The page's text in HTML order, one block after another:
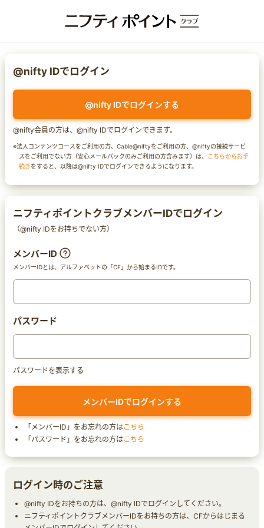
@nifty IDでログイン
@nifty IDでログインする
@nifty会員の方は、@nifty IDでログインできます。
※法人コンテンツコースをご利用の方、Cable@niftyをご利用の方、@niftyの接続サービ
スをご利用でない方（安心メールパックのみご利用の方含みます）は、 こちらからお手
続きをすると、以降は@nifty IDでログインできるようになります。
ニフティポイントクラブメンバーIDでログイン
（@nifty IDをお持ちでない方）
メンバーID
メンバーIDとは、アルファベットの「CF」から始まるIDです。
パスワード
パスワードを表示する
「メンバーID」をお忘れの方はこちら
「パスワード」をお忘れの方はこちら
ログイン時のご注意
@nifty IDをお持ちの方は、@nifty IDでログインしてください。
ニフティポイントクラブメンバーIDをお持ちの方は、CFからはじまる